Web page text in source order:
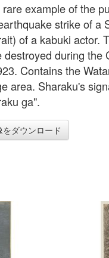
rare example of the
strike of a
of a kabuki actor.
destroyed during the
Contains the
area. Sharaku's
ga".
をダウンロード